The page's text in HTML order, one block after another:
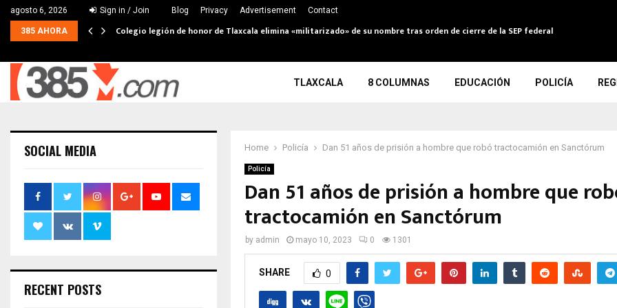
agosto 6, 2026 Sign in / Join Blog Privacy Advertisement Contact
385 AHORA Colegio legión de honor de Tlaxcala elimina «militarizado» de su nombre tras orden de cierre de la SEP federal
TLAXCALA 8 COLUMNAS EDUCACIÓN POLICÍA
Home Policía Dan 51 años de prisión a hombre que robó tractocamión en Sanctórum
Policía
Dan 51 años de prisión a hombre que
tractocamión en Sanctórum
by admin mayo 10, 2023 0 1301
SHARE 0
SOCIAL MEDIA
RECENT POSTS